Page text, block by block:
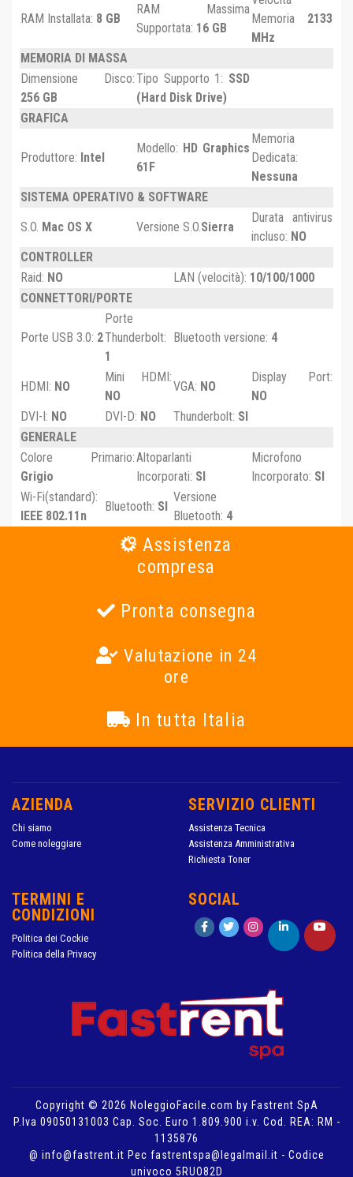
RAM Installata: 8 GB
RAM Massima
Supportata: 16 GB
Memoria 2133
MHz
MEMORIA DI MASSA
Dimensione Disco:
256 GB
Tipo Supporto 1: SSD
(Hard Disk Drive)
GRAFICA
Produttore: Intel
Modello: HD Graphics
61F
Memoria
Dedicata:
Nessuna
SISTEMA OPERATIVO & SOFTWARE
S.O. Mac OS X Versione S.O. Sierra
Durata antivirus
incluso: NO
CONTROLLER
Raid: NO LAN (velocità): 10/100/1000
CONNETTORI/PORTE
Porte USB 3.0: 2
Porte
Thunderbolt:
1
Bluetooth versione: 4
HDMI: NO
Mini HDMI:
NO
VGA: NO
Display Port:
NO
DVI-I: NO DVI-D: NO Thunderbolt: SI
GENERALE
Colore Primario:
Grigio
Altoparlanti
Incorporati: SI
Microfono
Incorporato: SI
Wi-Fi(standard):
IEEE 802.11n
Bluetooth: SI
Versione
Bluetooth: 4
Assistenza
compresa
Pronta consegna
Valutazione in 24
ore
In tutta Italia
AZIENDA
Chi siamo
Come noleggiare
SERVIZIO CLIENTI
Assistenza Tecnica
Assistenza Amministrativa
Richiesta Toner
TERMINI E
CONDIZIONI
Politica dei Cockie
Politica della Privacy
SOCIAL
Copyright © 2026 NoleggioFacile.com by Fastrent SpA
P.Iva 09050131003 Cap. Soc. Euro 1.809.900 i.v. Cod. REA: RM -
1135876
@ info@fastrent.it Pec fastrentspa@legalmail.it - Codice
univoco 5RUO82D